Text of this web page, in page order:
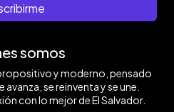
somos
y moderno, pensado
avanza, se reinventa y se une.
con lo mejor de El Salvador.